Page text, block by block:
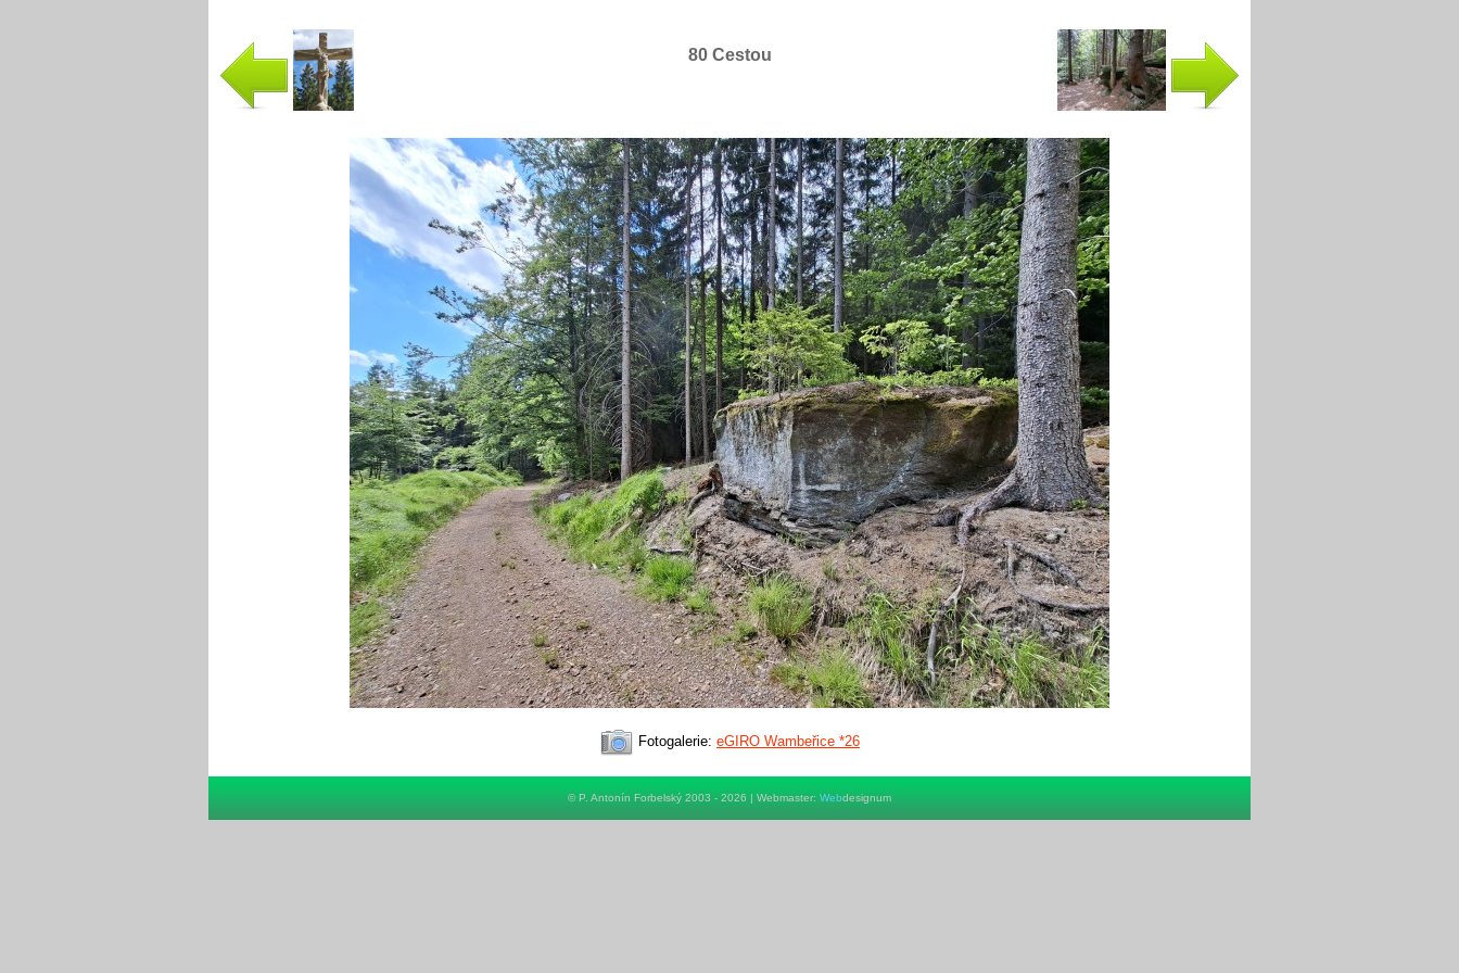
80 Cestou
Fotogalerie: eGIRO Wambeřice *26
© P. Antonín Forbelský 2003 - 2026 | Webmaster: Webdesignum